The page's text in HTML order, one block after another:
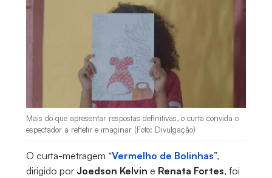
Mais do que apresentar respostas definitivas, o curta convida o
espectador a refletir e imaginar (Foto: Divulgação)
O curta-metragem “Vermelho de Bolinhas”,
dirigido por Joedson Kelvin e Renata Fortes, foi